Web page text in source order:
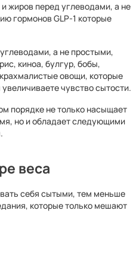
жиров перед углеводами, а не
гормонов GLP-1 которые
а не простыми,
киноа, булгур, бобы,
овощи, которые
чувство сытости.
порядке не только насыщает
но и обладает следующими
веса
себя сытыми, тем меньше
которые только мешают